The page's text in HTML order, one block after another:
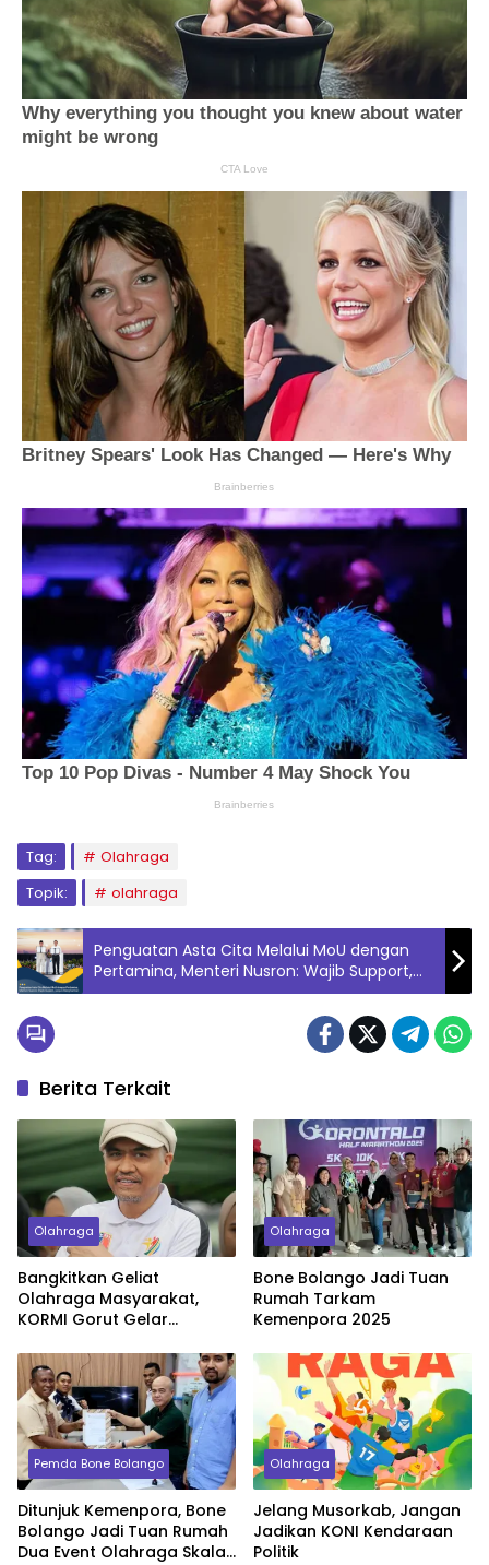
Tag:
Olahraga
Topik:
olahraga
Penguatan Asta Cita Melalui MoU dengan
Pertamina, Menteri Nusron: Wajib Support,
Jangan Menghambat
Berita Terkait
Olahraga
Bangkitkan Geliat
Olahraga Masyarakat,
KORMI Gorut Gelar
Olahraga
Bone Bolango Jadi Tuan
Rumah Tarkam
Kemenpora 2025
Pemda Bone Bolango
Ditunjuk Kemenpora, Bone
Bolango Jadi Tuan Rumah
Dua Event Olahraga Skala
Olahraga
Jelang Musorkab, Jangan
Jadikan KONI Kendaraan
Politik